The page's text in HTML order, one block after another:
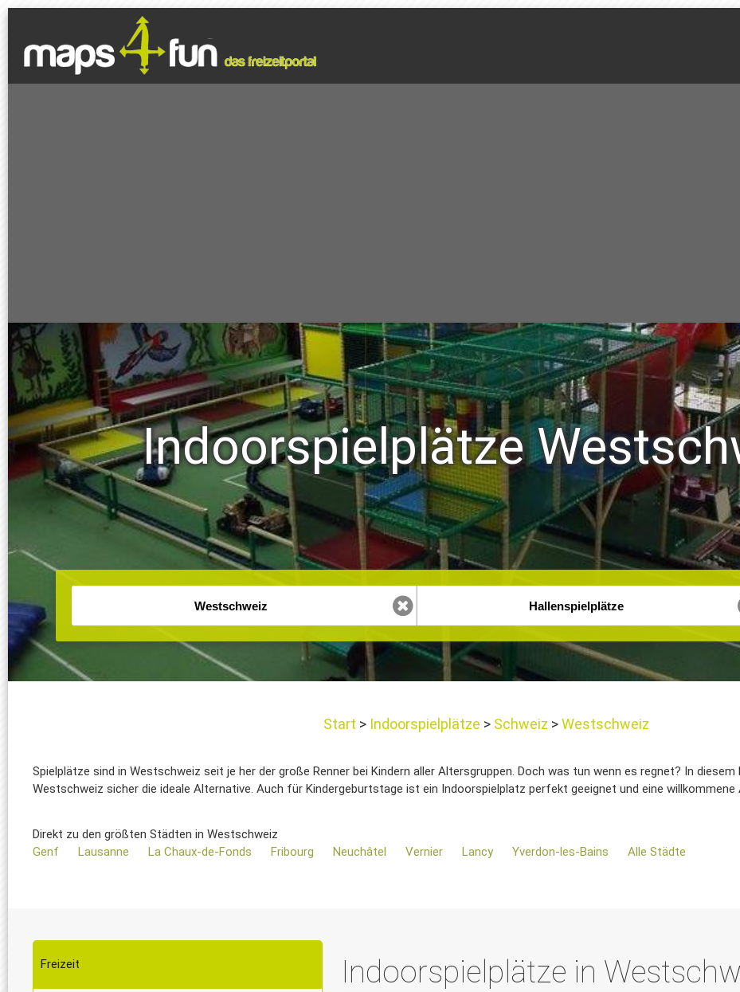
Indoorspielplätze
Start Indoorspielplätze Schweiz Westschweiz
Spielplätze sind in Westschweiz seit je her der große Renner bei Kindern aller Altersgruppen. Doch was tun wenn es regnet? In
Westschweiz sicher die ideale Alternative. Auch für Kindergeburtstage ist ein Indoorspielplatz perfekt geeignet und eine willkommene
Direkt zu den größten Städten in Westschweiz
Genf
Lausanne La Chaux-de-Fonds Fribourg Neuchâtel Vernier Lancy Yverdon-les-Bains Alle Städte
Freizeit Indoorspielplätze in